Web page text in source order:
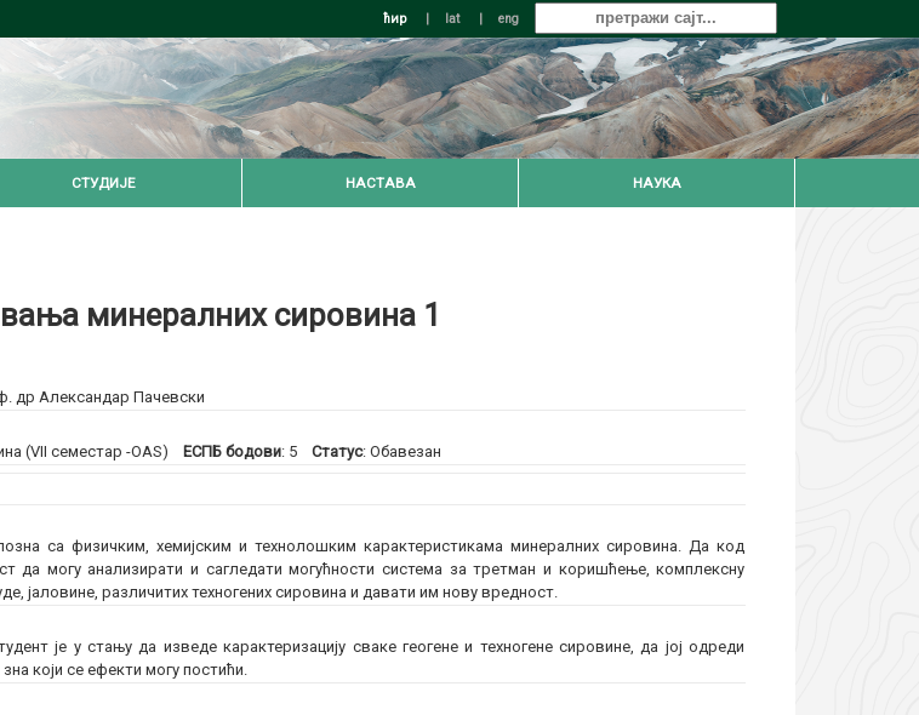
ћир | lat | eng
СТУДИЈЕ НАСТАВА НАУКА
минералних сировина 1
др Александар Пачевски
(VII семестар -OAS)
ЕСПБ бодови: 5Статус: Обавезан
са физичким, хемијским и технолошким карактеристикама минералних сировина. Да код
да могу анализирати и сагледати могућности система за третман и коришћење, комплексну
јаловине, различитих техногених сировина и давати им нову вредност.
је у стању да изведе карактеризацију сваке геогене и техногене сировине, да јој одреди
који се ефекти могу постићи.